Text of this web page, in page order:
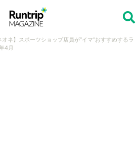
検索
オネ】スポーツショップ店員が“イマ”おすすめするラ
4月